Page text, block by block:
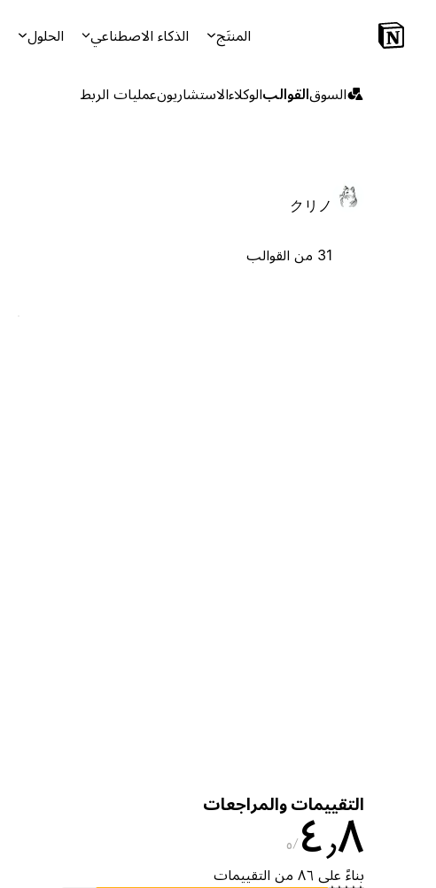
المنتَج الذكاء الاصطناعي الحلول
السوقالقوالبالوكلاءالاستشاريونعمليات الربط
クリノ
31 من القوالب
التقييمات والمراجعات
٤٫٨ ٥
بناءً على ٨٦ من التقييمات